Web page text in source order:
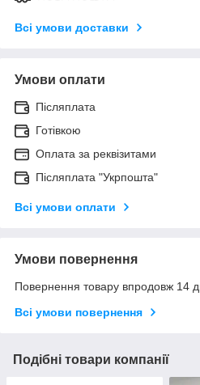
Всі умови доставки
Умови оплати
Післяплата
Готівкою
Оплата за реквізитами
Післяплата "Укрпошта"
Всі умови оплати
Умови повернення
Повернення товару впродовж 14
Всі умови повернення
Подібні товари компанії